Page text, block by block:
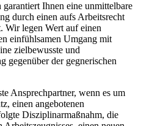
Ihnen eine unmittelbare
durch einen aufs Arbeitsrecht
Wir legen Wert auf einen
einfühlsamen Umgang mit
zielbewusste und
gegenüber der gegnerischen
Ansprechpartner, wenn es um
einen angebotenen
Disziplinarmaßnahm, die